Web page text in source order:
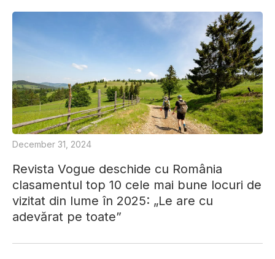
Revista Vogue deschide cu România
clasamentul top 10 cele mai bune locuri de
vizitat din lume în 2025: „Le are cu
adevărat pe toate”
December 31, 2024